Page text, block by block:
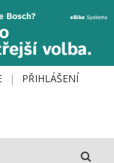
PŘIHLÁŠENÍ